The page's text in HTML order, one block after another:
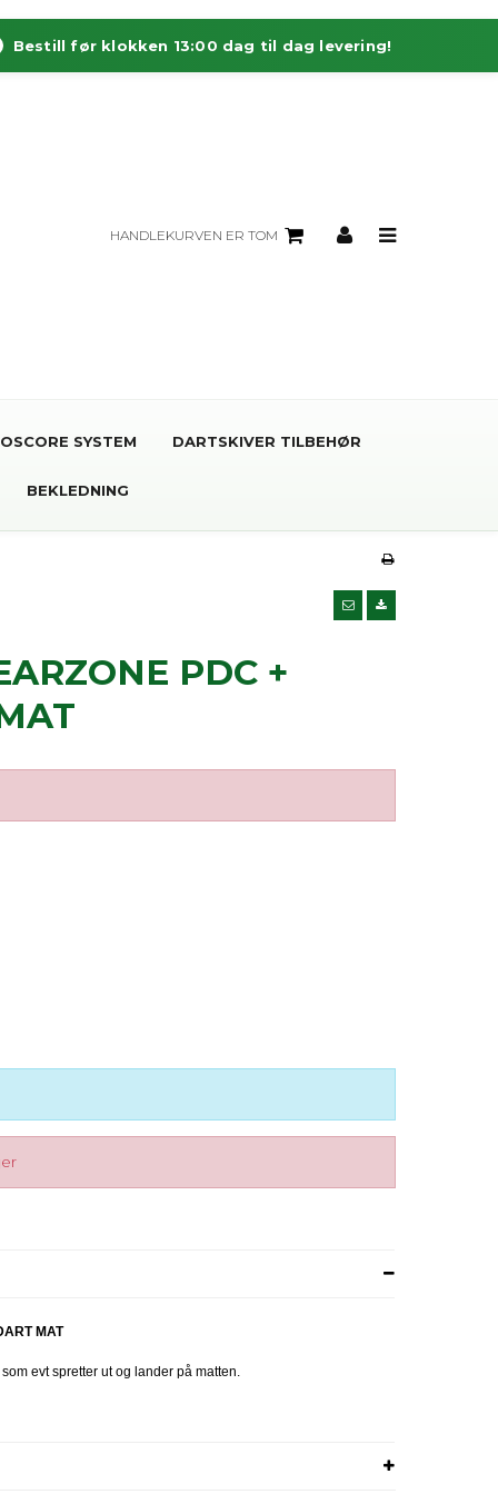
Bestill før klokken 13:00 dag til dag levering!
HANDLEKURVEN ER TOM
SYSTEM DARTSKIVER TILBEHØR
BEKLEDNING
PDC +
MAT
evt spretter ut og lander på matten.